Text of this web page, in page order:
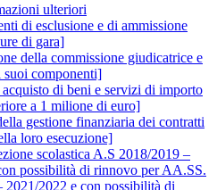
ulteriori
di esclusione e di ammissione
di gara]
della commissione giudicatrice e
suoi componenti]
di beni e servizi di importo
a 1 milione di euro]
gestione finanziaria dei contratti
loro esecuzione]
scolastica A.S 2018/2019 –
possibilità di rinnovo per AA.SS.
2021/2022 e con possibilità di